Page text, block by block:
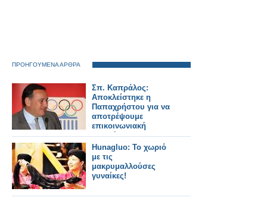
ΠΡΟΗΓΟΥΜΕΝΑ ΑΡΘΡΑ
Σπ. Καπράλος:
Αποκλείστηκε η
Παπαχρήστου για να
αποτρέψουμε
επικοινωνιακή
δυσφήμηση
Hunagluo: Το χωριό
με τις
μακρυμαλλούσες
γυναίκες!